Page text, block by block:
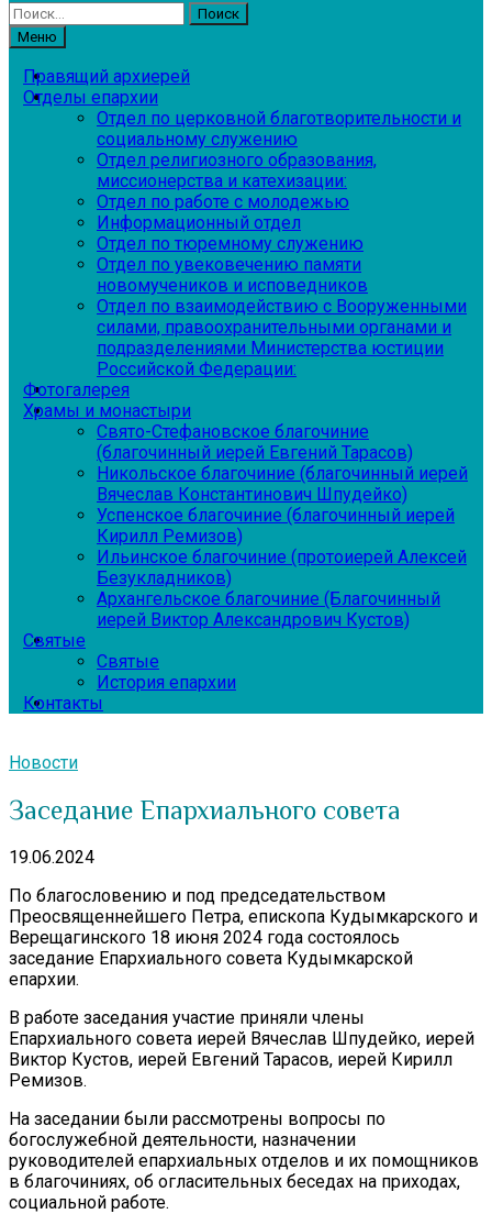
Найти:
Меню
Правящий архиерей
Отделы епархии
Отдел по церковной благотворительности и
социальному служению
Отдел религиозного образования,
миссионерства и катехизации:
Отдел по работе с молодежью
Информационный отдел
Отдел по тюремному служению
Отдел по увековечению памяти
новомучеников и исповедников
Отдел по взаимодействию с Вооруженными
силами, правоохранительными органами и
подразделениями Министерства юстиции
Российской Федерации:
Фотогалерея
Храмы и монастыри
Свято-Стефановское благочиние
(благочинный иерей Евгений Тарасов)
Никольское благочиние (благочинный иерей
Вячеслав Константинович Шпудейко)
Успенское благочиние (благочинный иерей
Кирилл Ремизов)
Ильинское благочиние (протоиерей Алексей
Безукладников)
Архангельское благочиние (Благочинный
иерей Виктор Александрович Кустов)
Святые
Святые
История епархии
Контакты
Новости
Заседание Епархиального совета
19.06.2024
По благословению и под председательством
Преосвященнейшего Петра, епископа Кудымкарского и
Верещагинского 18 июня 2024 года состоялось
заседание Епархиального совета Кудымкарской
епархии.
В работе заседания участие приняли члены
Епархиального совета иерей Вячеслав Шпудейко, иерей
Виктор Кустов, иерей Евгений Тарасов, иерей Кирилл
Ремизов.
На заседании были рассмотрены вопросы по
богослужебной деятельности, назначении
руководителей епархиальных отделов и их помощников
в благочиниях, об огласительных беседах на приходах,
социальной работе.